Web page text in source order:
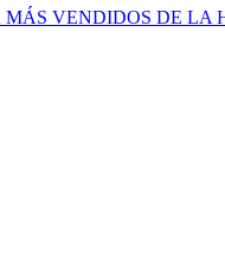
VENDIDOS DE LA